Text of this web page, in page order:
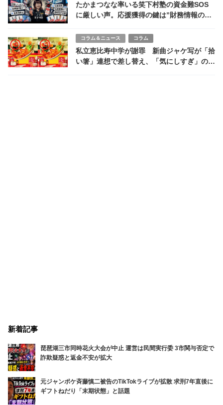
たかまつなな率いる笑下村塾の資金難SOS
に厳しい声。応援獲得の鍵は”財務情報の開
コラム＆ニュース コラム
私立恵比寿中学が謝罪 新曲ジャケ写が「拾
い箸」連想で差し替え、「気にしすぎ」の声
新着記事
琵琶湖三市同時花火大会が中止 運営は民間実行委 3市関与否定で
詐欺疑惑と返金不安が拡大
元ジャンポケ斉藤慎二被告のTikTokライブが拡散 求刑7年直後に
ギフトねだり「末期状態」と話題